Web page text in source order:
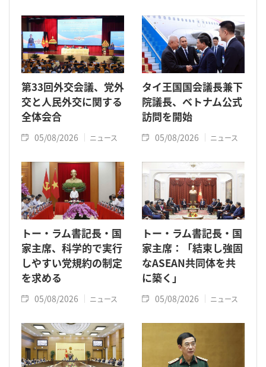
第33回外交会議、党外
交と人民外交に関する
全体会合
05/08/2026 ニュース
タイ王国国会議長兼下
院議長、ベトナム公式
訪問を開始
05/08/2026 ニュース
トー・ラム書記長・国
家主席、科学的で実行
しやすい党規約の制定
を求める
05/08/2026 ニュース
トー・ラム書記長・国
家主席：「結束し強固
なASEAN共同体を共
に築く」
05/08/2026 ニュース